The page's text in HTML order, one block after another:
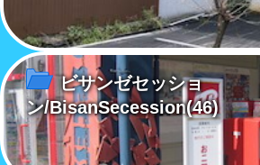
ビサンゼセッショ
ン/BisanSecession(46)